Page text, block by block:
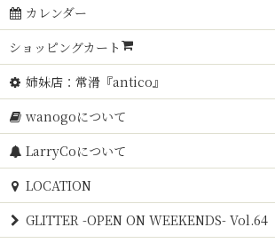
カレンダー
ショッピングカート
姉妹店：常滑『antico』
wanogoについて
LarryCoについて
LOCATION
GLITTER -OPEN ON WEEKENDS- Vol.64